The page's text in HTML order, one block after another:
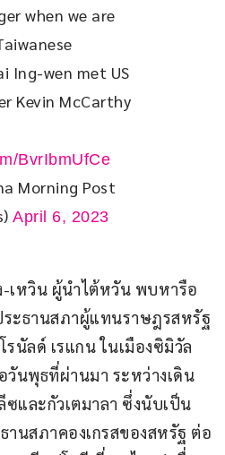
when we are
Ing-wen met US
Kevin McCarthy
BvrIbmUfCe
Morning Post
April 6, 2023
เหวิน ผู้นำไต้หวัน พบหารือ
ะธานสภาผู้แทนราษฎรสหรัฐ
นัลด์ เรแกน ในเมืองซิมิวัล
วันพุธที่ผ่านมา ระหว่างเดิน
ซและกัวเตมาลา ซึ่งนับเป็น
นสภาคองเกรสของสหรัฐ ต่อ